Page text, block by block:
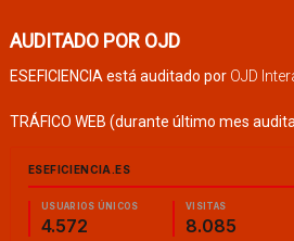
AUDITADO POR OJD
ESEFICIENCIA está auditado por OJD
TRÁFICO WEB (durante último mes